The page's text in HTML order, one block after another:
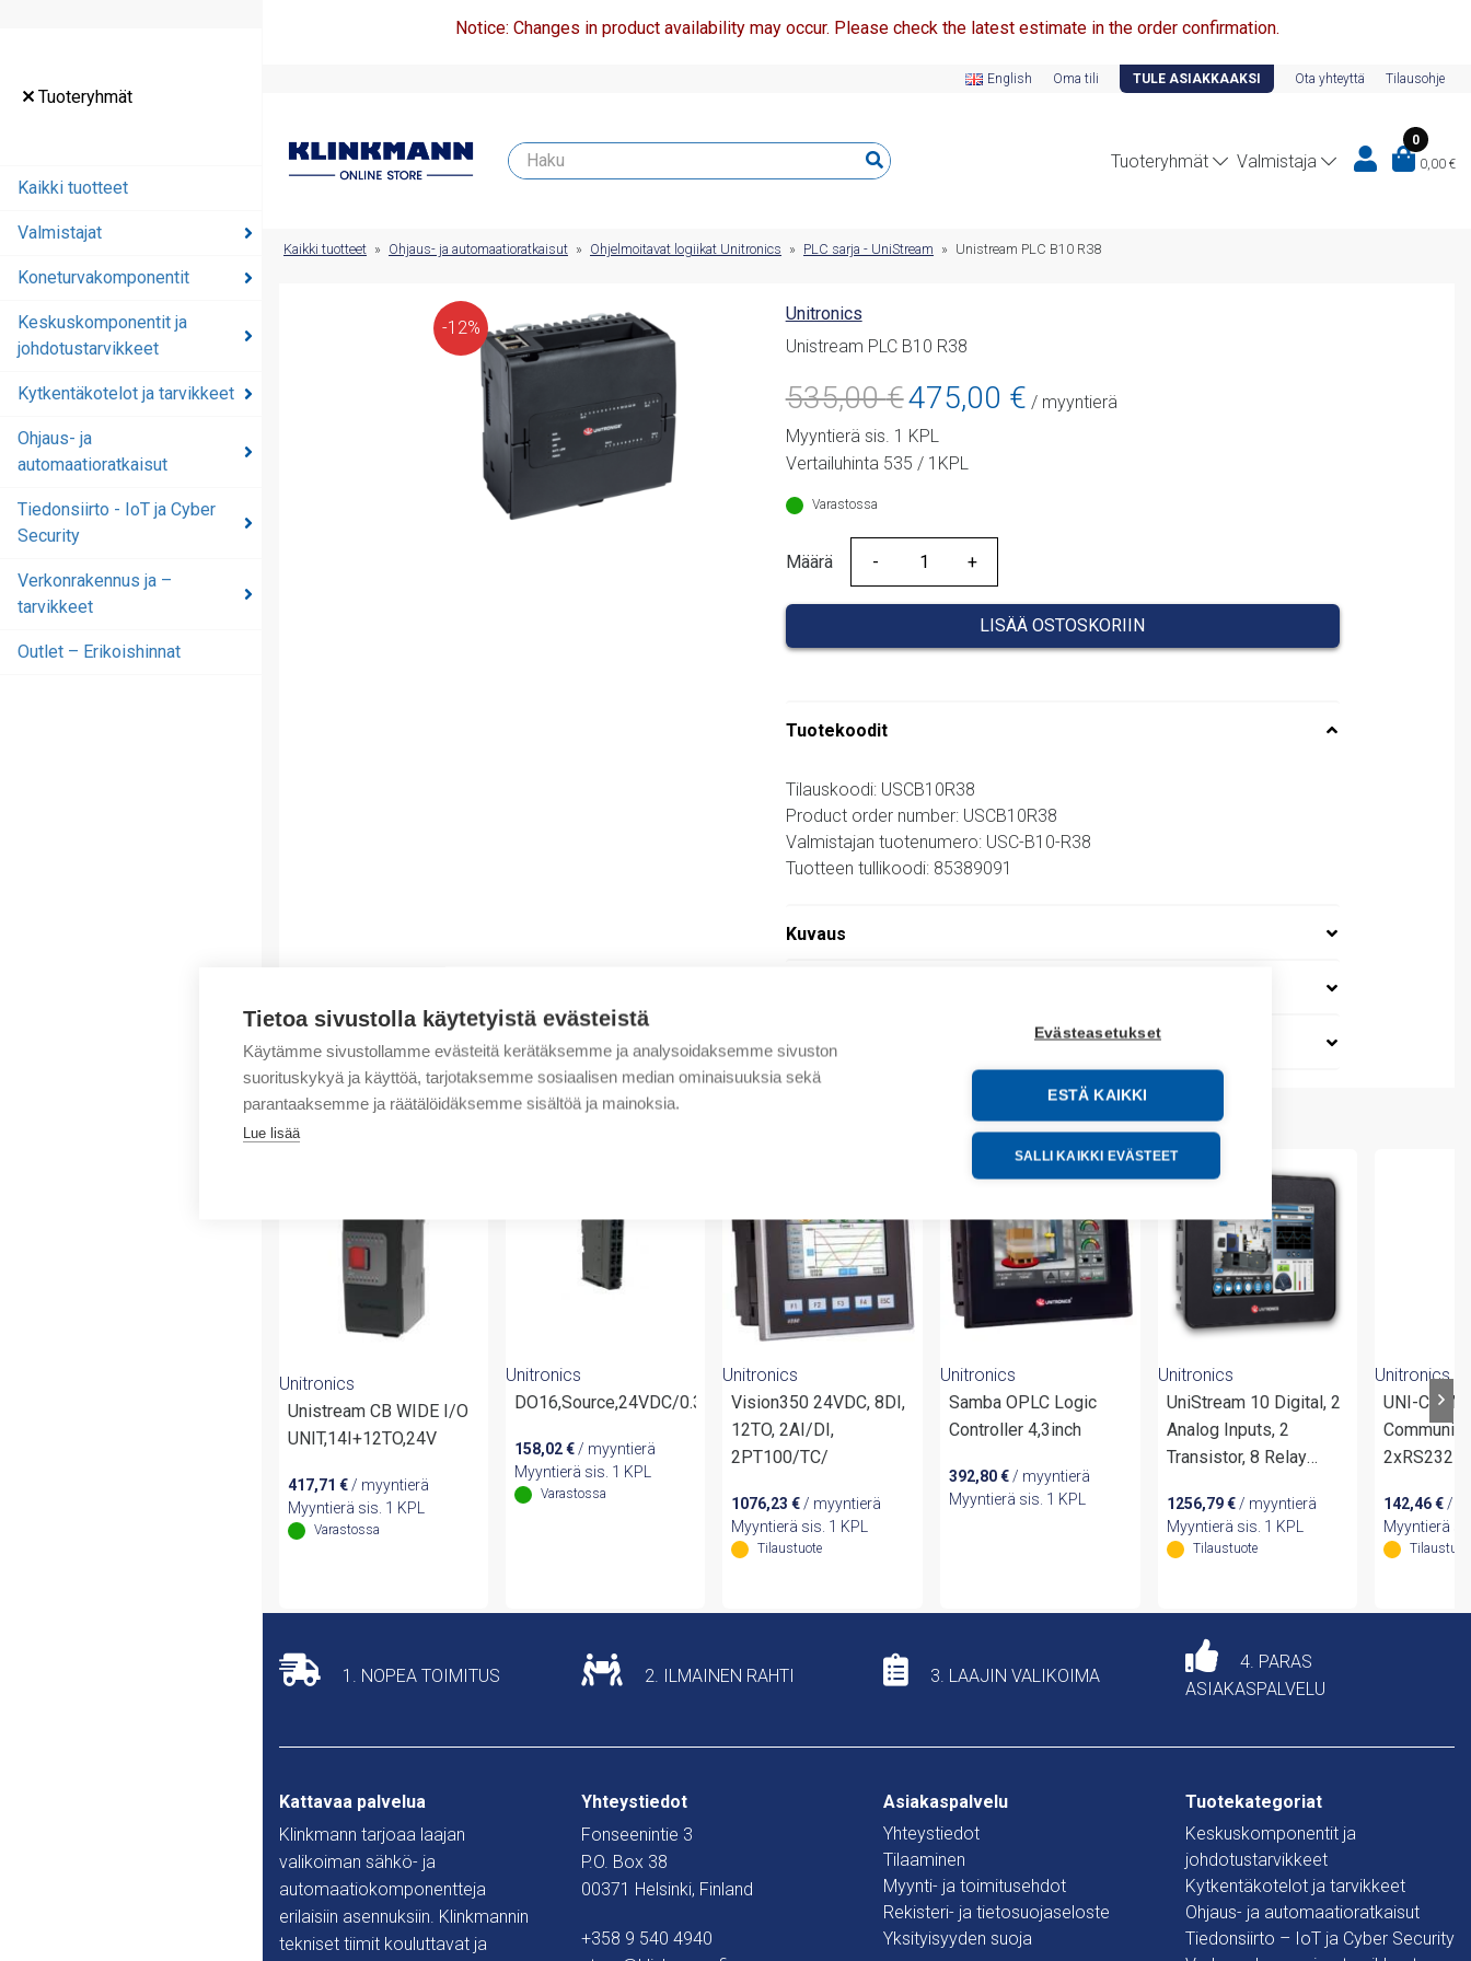
Tietoa sivustolla käytetyistä evästeistä
Käytämme sivustollamme evästeitä kerätäksemme ja analysoidaksemme sivuston
suorituskykyä ja käyttöä, tarjotaksemme sosiaalisen median ominaisuuksia sekä
parantaaksemme ja räätälöidäksemme sisältöä ja mainoksia.
Lue lisää
Evästeasetukset
ESTÄ KAIKKI
SALLI KAIKKI EVÄSTEET
Tuoteryhmät
Kaikki tuotteet
Valmistajat
Koneturvakomponentit
Keskuskomponentit ja
johdotustarvikkeet
Kytkentäkotelot ja tarvikkeet
Ohjaus- ja
automaatioratkaisut
Tiedonsiirto - IoT ja Cyber
Security
Verkonrakennus ja –
tarvikkeet
Outlet – Erikoishinnat
Notice: Changes in product availability may occur. Please check the latest estimate in the order confirmation.
English Oma tili TULE ASIAKKAAKSI Ota yhteyttä Tilausohje
Tuoteryhmät Valmistaja
0
0,00 €
Keskuskomponentit ja
Kaikki tuotteet » Ohjaus- ja automaatioratkaisut » Ohjelmoitavat logiikat Unitronics » PLC sarja - UniStream » Unistream PLC B10 R38
-12%
Unitronics
Unistream PLC B10 R38
535,00€ Alkuperäinen
hinta
oli:
535,00 €.
475,00 €Nykyinen
hinta
/ myyntierä
Myyntierä sis. 1 KPL
Vertailuhinta 535 / 1KPL
Varastossa
Määrä
Määrä
LISÄÄ OSTOSKORIIN
Tuotekoodit
Tilauskoodi: USCB10R38
Product order number: USCB10R38
Valmistajan tuotenumero: USC-B10-R38
Tuotteen tullikoodi: 85389091
Kuvaus
Liitteet
Tuotteita samalta valmistajalta
Unitronics
Unistream CB WIDE I/O
UNIT,14I+12TO,24V
417,71 € / myyntierä
Myyntierä sis. 1 KPL
Varastossa
Unitronics
DO16,Source,24VDC/0.3A,18R
158,02€/ myyntierä
Myyntierä sis. 1 KPL
Varastossa
Unitronics
Vision350 24VDC, 8DI,
12TO, 2AI/DI,
2PT100/TC/
1076,23€ / myyntierä
Myyntierä sis. 1 KPL
Tilaustuote
Unitronics
Samba OPLC Logic
Controller 4,3inch
392,80€ / myyntierä
Myyntierä sis. 1 KPL
Unitronics
UniStream 10 Digital, 2
Analog Inputs, 2
Transistor, 8 Relay
1256,79€/ myyntierä
Myyntierä sis. 1 KPL
Tilaustuote
Unitronics
UNI-COM
2xRS232
142,46€ /
Myyntierä
1. NOPEA TOIMITUS 2. ILMAINEN RAHTI 3. LAAJIN VALIKOIMA
4. PARAS
ASIAKASPALVELU
Kattavaa palvelua
Klinkmann tarjoaa laajan
valikoiman sähkö- ja
automaatiokomponentteja
erilaisiin asennuksiin. Klinkmannin
tekniset tiimit kouluttavat ja
Yhteystiedot
Fonseenintie 3
P.O. Box 38
00371 Helsinki, Finland
+358 9 540 4940
Asiakaspalvelu
Yhteystiedot
Tilaaminen
Myynti- ja toimitusehdot
Rekisteri- ja tietosuojaseloste
Yksityisyyden suoja
Tuotekategoriat
Keskuskomponentit ja
johdotustarvikkeet
Kytkentäkotelot ja tarvikkeet
Ohjaus- ja automaatioratkaisut
Tiedonsiirto – IoT ja Cyber Security